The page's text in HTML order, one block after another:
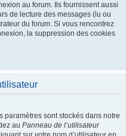
au forum. Ils fournissent aussi
de lecture des messages (lu ou
du forum. Si vous rencontrez
la suppression des cookies
paramètres sont stockés dans notre
au Panneau de l’utilisateur